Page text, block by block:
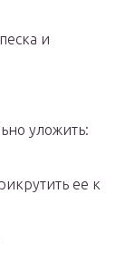
и
уложить:
ее к